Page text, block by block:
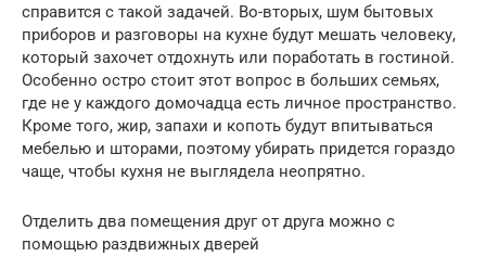
справится с такой задачей. Во-вторых, шум бытовых
приборов и разговоры на кухне будут мешать человеку,
который захочет отдохнуть или поработать в гостиной.
Особенно остро стоит этот вопрос в больших семьях,
где не у каждого домочадца есть личное пространство.
Кроме того, жир, запахи и копоть будут впитываться
мебелью и шторами, поэтому убирать придется гораздо
чаще, чтобы кухня не выглядела неопрятно.
Отделить два помещения друг от друга можно с
помощью раздвижных дверей